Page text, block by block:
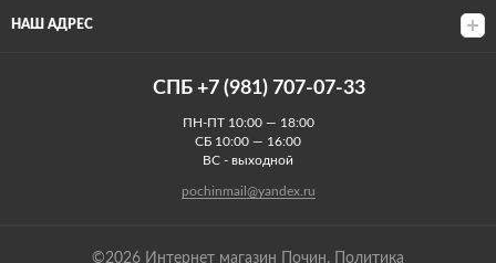
НАШ АДРЕС
СПБ +7 (981) 707-07-33
ПН-ПТ 10:00 — 18:00
СБ 10:00 — 16:00
ВС - выходной
pochinmail@yandex.ru
©2026 Интернет магазин Почин. Политика